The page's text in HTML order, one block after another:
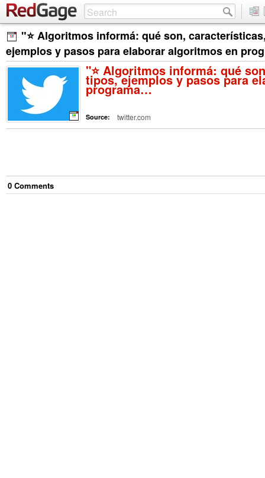
"⭐️ Algoritmos informá: qué son,
ejemplos y pasos para elaborar algoritmos en
"⭐️ Algoritmos informá: qué
tipos, ejemplos y pasos para
programa…
Source: twitter.com
0 Comments